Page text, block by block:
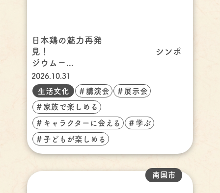
日本鶏の魅力再発
見！ シンポ
ジウム－...
2026.10.31
生活文化
＃講演会 ＃展示会
＃家族で楽しめる
＃キャラクターに会える ＃学ぶ
＃子どもが楽しめる
南国市